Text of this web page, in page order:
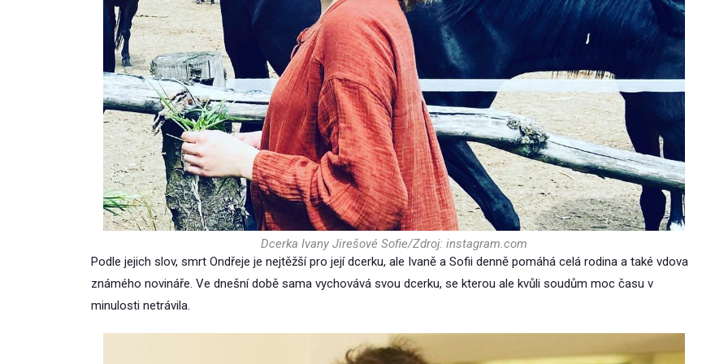
Dcerka Ivany Jirešové Sofie/Zdroj: instagram.com
Podle jejich slov, smrt Ondřeje je nejtěžší pro její dcerku, ale Ivaně a Sofii denně pomáhá celá rodina a také vdova
známého novináře. Ve dnešní době sama vychovává svou dcerku, se kterou ale kvůli soudům moc času v
minulosti netrávila.